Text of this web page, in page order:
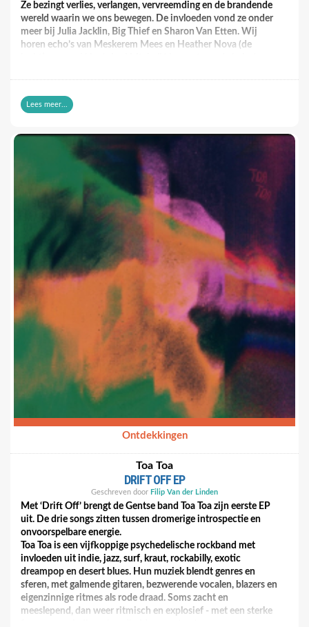
Ze bezingt verlies, verlangen, vervreemding en de brandende
wereld waarin we ons bewegen. De invloeden vond ze onder
meer bij Julia Jacklin, Big Thief en Sharon Van Etten. Wij
horen echo’s van Meskerem Mees en Heather Nova (de
Deze “Thoughts of Jessica” is de eerste single van de debuut-
EP die volgende winter verschijnt. Als daar nog een paar
naar uit te kijken.
https://www.youtube.com/watch?v=GxX6jQk8aCM
Lees meer...
Ontdekkingen
Toa Toa
DRIFT OFF EP
Geschreven door Filip Van der Linden
Met ‘Drift Off’ brengt de Gentse band Toa Toa zijn eerste EP
uit. De drie songs zitten tussen dromerige introspectie en
onvoorspelbare energie.
Toa Toa is een vijfkoppige psychedelische rockband met
invloeden uit indie, jazz, surf, kraut, rockabilly, exotic
dreampop en desert blues. Hun muziek blendt genres en
sferen, met galmende gitaren, bezwerende vocalen, blazers en
eigenzinnige ritmes als rode draad. Soms zacht en
meeslepend, dan weer ritmisch en explosief - met een sterke